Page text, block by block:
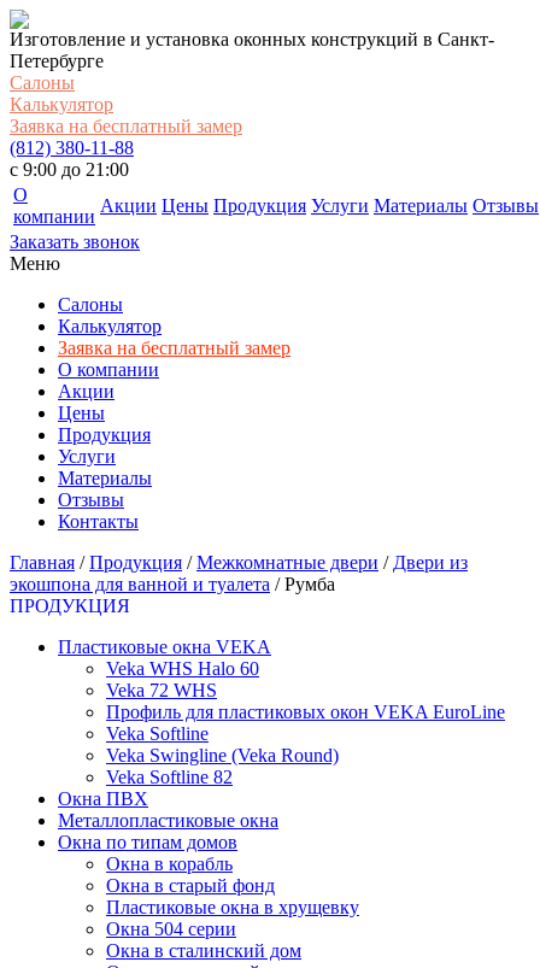
Изготовление и установка оконных конструкций в Санкт-
Петербурге
Салоны
Калькулятор
Заявка на бесплатный замер
(812) 380-11-88
c 9:00 до 21:00
О
компании
Акции Цены Продукция Услуги Материалы Отзывы
Заказать звонок
Меню
Салоны
Калькулятор
Заявка на бесплатный замер
О компании
Акции
Цены
Продукция
Услуги
Материалы
Отзывы
Контакты
Главная /Продукция /Межкомнатные двери / Двери из
экошпона для ванной и туалета /Румба
ПРОДУКЦИЯ
Пластиковые окна VEKA
Veka WHS Halo 60
Veka 72 WHS
Профиль для пластиковых окон VEKA EuroLine
Veka Softline
Veka Swingline (Veka Round)
Veka Softline 82
Окна ПВХ
Металлопластиковые окна
Окна по типам домов
Окна в корабль
Окна в старый фонд
Пластиковые окна в хрущевку
Окна 504 серии
Окна в сталинский дом